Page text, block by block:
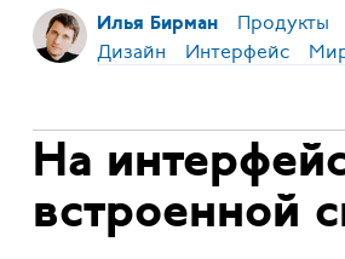
Илья Бирман Продукты
Дизайн Интерфейс
На
встроенной